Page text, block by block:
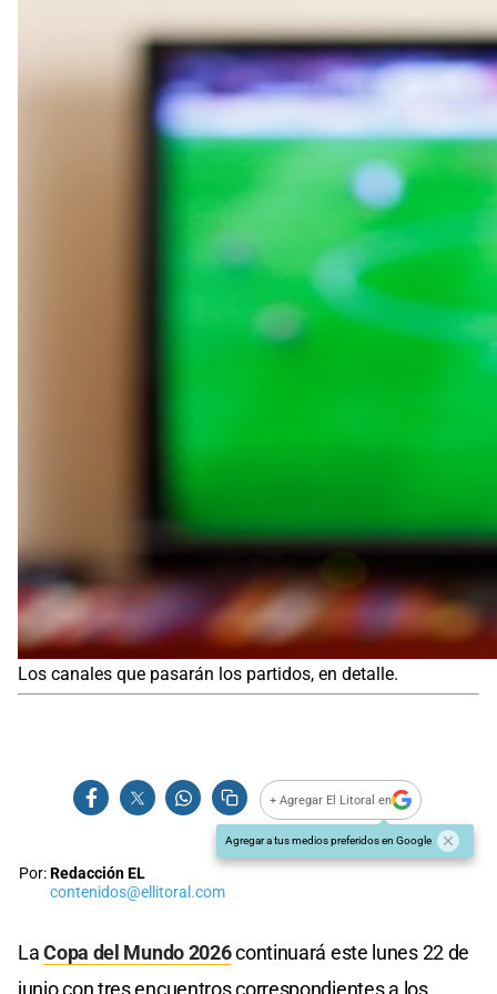
Los canales que pasarán los partidos, en detalle.
+ Agregar El Litoral en
Agregar a tus medios preferidos en Google
Por:Redacción EL
contenidos@ellitoral.com
LaCopa del Mundo 2026continuará este lunes 22 de
junio con tres encuentros correspondientes a los